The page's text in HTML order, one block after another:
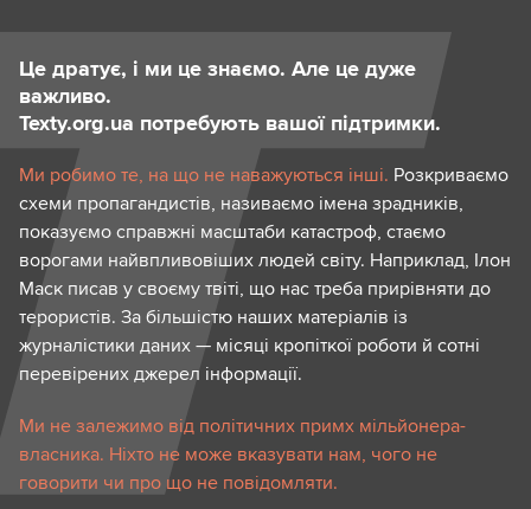
Це дратує, і ми це знаємо. Але це дуже
важливо.
Texty.org.ua потребують вашої підтримки.
Ми робимо те, на що не наважуються інші. Розкриваємо
схеми пропагандистів, називаємо імена зрадників,
показуємо справжні масштаби катастроф, стаємо
ворогами найвпливовіших людей світу. Наприклад, Ілон
Маск писав у своєму твіті, що нас треба прирівняти до
терористів. За більшістю наших матеріалів із
журналістики даних — місяці кропіткої роботи й сотні
перевірених джерел інформації.
Ми не залежимо від політичних примх мільйонера-
власника. Ніхто не може вказувати нам, чого не
говорити чи про що не повідомляти.